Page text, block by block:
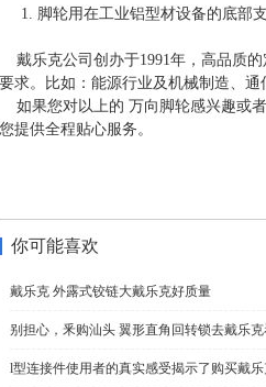
1. 脚轮用在工业铝型材设备的底部
戴乐克公司创办于1991年，高品质
要求。比如：能源行业及机械制造、
如果您对以上的 万向脚轮感兴趣或
您提供全程贴心服务。
你可能喜欢
戴乐克 外露式铰链大戴乐克好质量
别担心，釆购汕头 翼形直角回转锁去戴乐
l型连接件使用者的真实感受揭示了购买戴